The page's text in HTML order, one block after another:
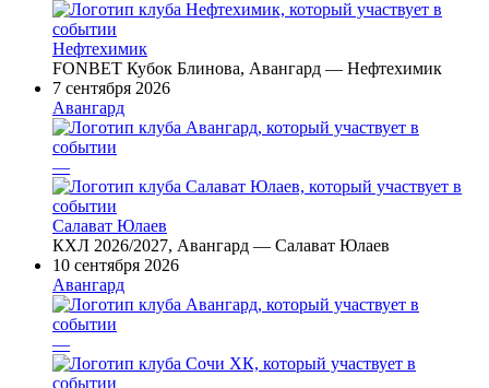
Нефтехимик
FONBET Кубок Блинова, Авангард — Нефтехимик
7 сентября 2026
Авангард
—
Салават Юлаев
КХЛ 2026/2027, Авангард — Салават Юлаев
10 сентября 2026
Авангард
—